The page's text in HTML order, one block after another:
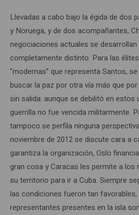
Llevadas a cabo bajo la égida de dos
y Noruega, y de dos acompañantes,
negociaciones actuales se
completamente distinto. Para las
“modernas” que representa Santos,
buscar la paz por otra vía más que
sin salida: aunque se debilitó en estos
guerrilla no fue vencida militarmente.
tampoco se perfila ninguna
noviembre de 2012 se discute cara a
garantiza la organización, Oslo
gran cosa y Caracas les permite a los
su territorio para ir a Cuba. Siempre
las condiciones fueron tan favorables,
representantes presentes en la isla